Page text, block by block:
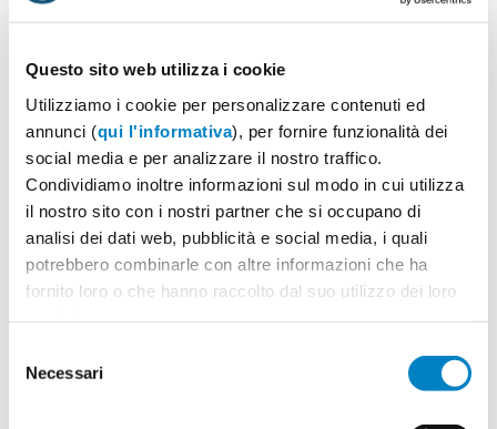
Questo sito web utilizza i cookie
Utilizziamo i cookie per personalizzare contenuti ed
annunci (qui l'informativa), per fornire funzionalità dei
social media e per analizzare il nostro traffico.
Condividiamo inoltre informazioni sul modo in cui utilizza
il nostro sito con i nostri partner che si occupano di
analisi dei dati web, pubblicità e social media, i quali
potrebbero combinarle con altre informazioni che ha
fornito loro o che hanno raccolto dal suo utilizzo dei loro
delNecessari
Archivi
Ottobre 2024
Marzo 2023
Gennaio 2023
Novembre 2022
Luglio 2022
Maggio 2021